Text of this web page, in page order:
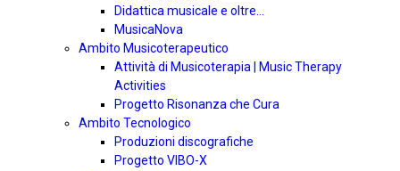
Didattica musicale e oltre…
MusicaNova
Ambito Musicoterapeutico
Attività di Musicoterapia | Music Therapy
Activities
Progetto Risonanza che Cura
Ambito Tecnologico
Produzioni discografiche
Progetto VIBO-X